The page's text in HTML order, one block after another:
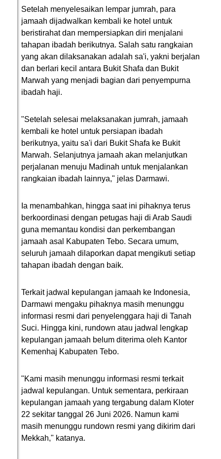
Setelah menyelesaikan lempar jumrah, para
jamaah dijadwalkan kembali ke hotel untuk
beristirahat dan mempersiapkan diri menjalani
tahapan ibadah berikutnya. Salah satu rangkaian
yang akan dilaksanakan adalah sa'i, yakni berjalan
dan berlari kecil antara Bukit Shafa dan Bukit
Marwah yang menjadi bagian dari penyempurna
ibadah haji.
"Setelah selesai melaksanakan jumrah, jamaah
kembali ke hotel untuk persiapan ibadah
berikutnya, yaitu sa'i dari Bukit Shafa ke Bukit
Marwah. Selanjutnya jamaah akan melanjutkan
perjalanan menuju Madinah untuk menjalankan
rangkaian ibadah lainnya," jelas Darmawi.
Ia menambahkan, hingga saat ini pihaknya terus
berkoordinasi dengan petugas haji di Arab Saudi
guna memantau kondisi dan perkembangan
jamaah asal Kabupaten Tebo. Secara umum,
seluruh jamaah dilaporkan dapat mengikuti setiap
tahapan ibadah dengan baik.
Terkait jadwal kepulangan jamaah ke Indonesia,
Darmawi mengaku pihaknya masih menunggu
informasi resmi dari penyelenggara haji di Tanah
Suci. Hingga kini, rundown atau jadwal lengkap
kepulangan jamaah belum diterima oleh Kantor
Kemenhaj Kabupaten Tebo.
"Kami masih menunggu informasi resmi terkait
jadwal kepulangan. Untuk sementara, perkiraan
kepulangan jamaah yang tergabung dalam Kloter
22 sekitar tanggal 26 Juni 2026. Namun kami
masih menunggu rundown resmi yang dikirim dari
Mekkah," katanya.